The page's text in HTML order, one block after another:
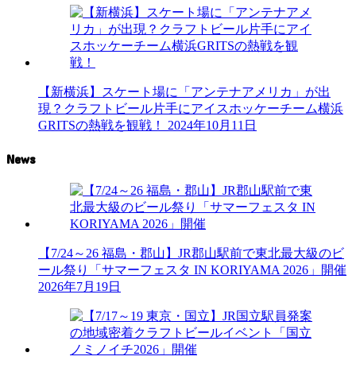
【新横浜】スケート場に「アンテナアメリカ」が出
現？クラフトビール片手にアイスホッケーチーム横浜
GRITSの熱戦を観戦！
2024年10月11日
News
【7/24～26 福島・郡山】JR郡山駅前で東北最大級のビ
ール祭り「サマーフェスタ IN KORIYAMA 2026」開催
2026年7月19日